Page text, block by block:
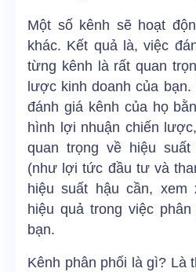
Một số kênh sẽ hoạt
khác. Kết quả là, việc
từng kênh là rất quan
lược kinh doanh của
đánh giá kênh của họ
hình lợi nhuận chiến
quan trọng về hiệu
(như lợi tức đầu tư và
hiệu suất hậu cần, xem
hiệu quả trong việc
bạn.
Kênh phân phối là gì? Là